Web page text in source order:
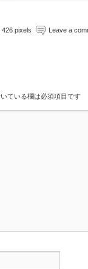
426 pixels Leave a
ている欄は必須項目です